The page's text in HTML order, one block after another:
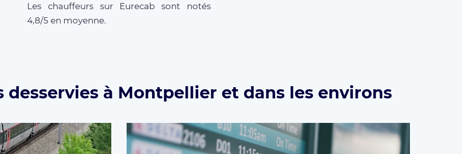
Les chauffeurs sur Eurecab sont notés
4,8/5 en moyenne.
desservies à Montpellier et dans les environs